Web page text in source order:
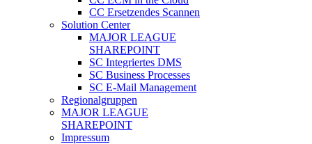
CC Ersetzendes Scannen
Solution Center
MAJOR LEAGUE
SHAREPOINT
SC Integriertes DMS
SC Business Processes
SC E-Mail Management
Regionalgruppen
MAJOR LEAGUE
SHAREPOINT
Impressum